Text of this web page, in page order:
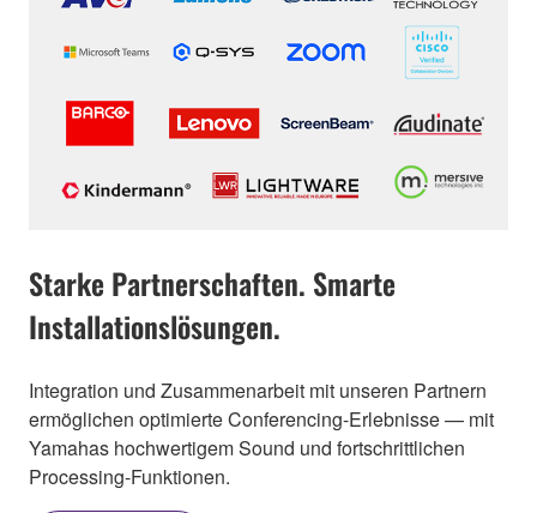
Starke Partnerschaften. Smarte
Installationslösungen.
Integration und Zusammenarbeit mit unseren Partnern
ermöglichen optimierte Conferencing-Erlebnisse — mit
Yamahas hochwertigem Sound und fortschrittlichen
Processing-Funktionen.